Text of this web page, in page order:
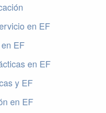
en EF
EF
en EF
y EF
en EF